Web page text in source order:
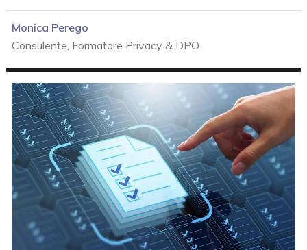
Monica Perego
Consulente, Formatore Privacy & DPO